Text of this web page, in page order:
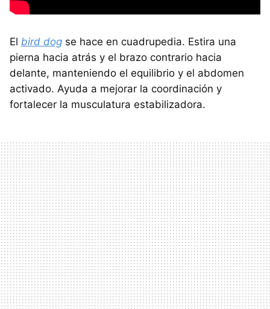
El bird dog se hace en cuadrupedia. Estira una
pierna hacia atrás y el brazo contrario hacia
delante, manteniendo el equilibrio y el abdomen
activado. Ayuda a mejorar la coordinación y
fortalecer la musculatura estabilizadora.